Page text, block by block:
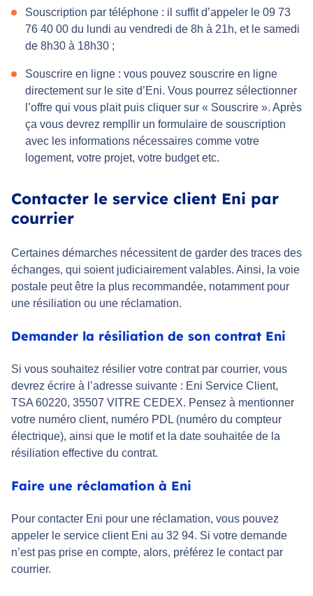
Souscription par téléphone : il suffit d’appeler le 09 73
76 40 00 du lundi au vendredi de 8h à 21h, et le samedi
de 8h30 à 18h30 ;
Souscrire en ligne : vous pouvez souscrire en ligne
directement sur le site d’Eni. Vous pourrez sélectionner
l’offre qui vous plait puis cliquer sur « Souscrire ». Après
ça vous devrez rempllir un formulaire de souscription
avec les informations nécessaires comme votre
logement, votre projet, votre budget etc.
Contacter le service client Eni par
courrier
Certaines démarches nécessitent de garder des traces des
échanges, qui soient judiciairement valables. Ainsi, la voie
postale peut être la plus recommandée, notamment pour
une résiliation ou une réclamation.
Demander la résiliation de son contrat Eni
Si vous souhaitez résilier votre contrat par courrier, vous
devrez écrire à l’adresse suivante : Eni Service Client,
TSA 60220, 35507 VITRE CEDEX. Pensez à mentionner
votre numéro client, numéro PDL (numéro du compteur
électrique), ainsi que le motif et la date souhaitée de la
résiliation effective du contrat.
Faire une réclamation à Eni
Pour contacter Eni pour une réclamation, vous pouvez
appeler le service client Eni au 32 94. Si votre demande
n’est pas prise en compte, alors, préférez le contact par
courrier.